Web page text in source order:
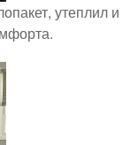
утеплил и